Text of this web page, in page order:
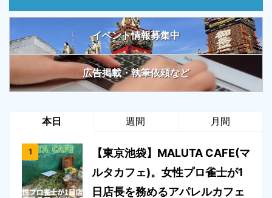
イベント情報募集中
広告掲載・執筆依頼など
本日 週間 月間
【東京池袋】MALUTA CAFE(マ
ルタカフェ)。女性プロ雀士が1
日店長を務めるアパレルカフェ